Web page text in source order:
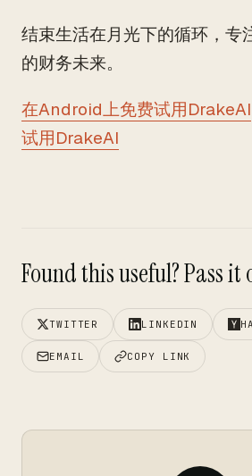
结束生活在月光下的循环，专
的财务未来。
在Android上免费试用DrakeAI
试用DrakeAI
Found this useful? Pass it
TWITTER LINKEDIN
EMAIL COPY LINK